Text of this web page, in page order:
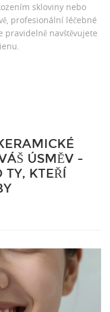
skloviny nebo
profesionální léčebné
pravidelně navštěvujete
ÚSMĚV -
TY, KTEŘÍ